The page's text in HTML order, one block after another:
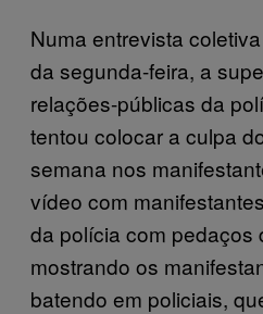
Numa entrevista
da segunda-feira, a
relações-públicas da
tentou colocar a culpa
semana nos
vídeo com
da polícia com pedaços
mostrando os
batendo em policiais,